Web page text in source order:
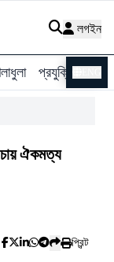
লগইন
প্রযুক্তি
চায় ঐকমত্য
প্রিন্ট